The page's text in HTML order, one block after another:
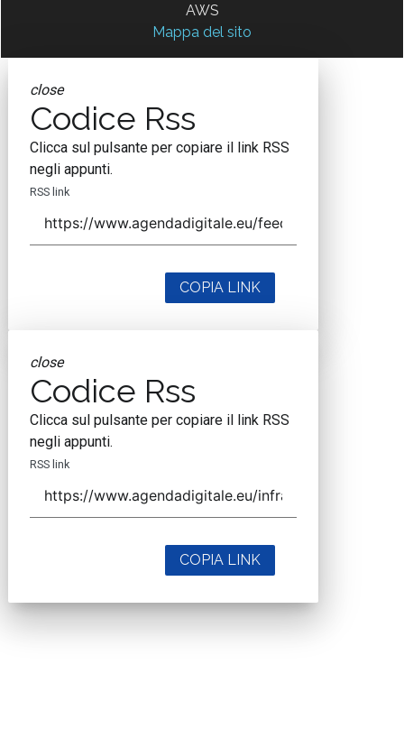
AWS
Mappa del sito
close
Codice Rss
Clicca sul pulsante per copiare il link RSS
negli appunti.
RSS link
COPIA LINK
close
Codice Rss
Clicca sul pulsante per copiare il link RSS
negli appunti.
RSS link
COPIA LINK